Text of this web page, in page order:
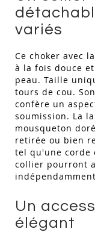
variés
Ce choker avec
à la fois douce
peau. Taille
tours de cou.
confère un
soumission. La
mousqueton
retirée ou bien
tel qu'une corde
collier pourront
Un
élégant